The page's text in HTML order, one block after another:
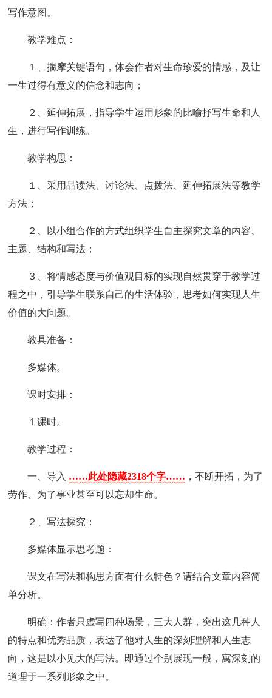
写作意图。
教学难点：
１、揣摩关键语句，体会作者对生命珍爱的情感，及让
一生过得有意义的信念和志向；
２、延伸拓展，指导学生运用形象的比喻抒写生命和人
生，进行写作训练。
教学构思：
１、采用品读法、讨论法、点拨法、延伸拓展法等教学
方法；
２、以小组合作的方式组织学生自主探究文章的内容、
主题、结构和写法；
３、将情感态度与价值观目标的实现自然贯穿于教学过
程之中，引导学生联系自己的生活体验，思考如何实现人生
价值的大问题。
教具准备：
多媒体。
课时安排：
１课时。
教学过程：
一、导入 ……此处隐藏2318个字…… ，不断开拓，为了
劳作、为了事业甚至可以忘却生命。
２、写法探究：
多媒体显示思考题：
课文在写法和构思方面有什么特色？请结合文章内容简
单分析。
明确：作者只虚写四种场景，三大人群，突出这几种人
的特点和优秀品质，表达了他对人生的深刻理解和人生志
向，这是以小见大的写法。即通过个别展现一般，寓深刻的
道理于一系列形象之中。